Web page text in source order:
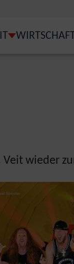
RATHAUS"
FOR
SUBMENU
wieder